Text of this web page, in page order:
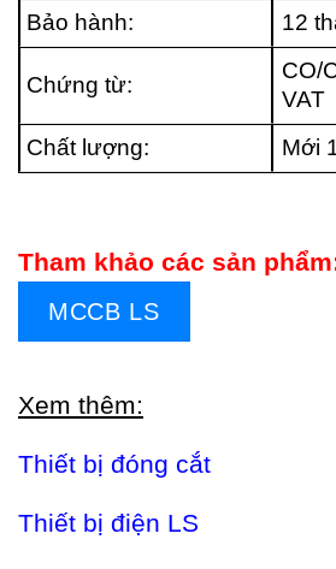
Bảo hành:
12
Chứng từ:
CO/
VAT
Chất lượng:
Mới
Tham khảo các sản
MCCB LS
Xem thêm:
Thiết bị đóng cắt
Thiết bị điện LS